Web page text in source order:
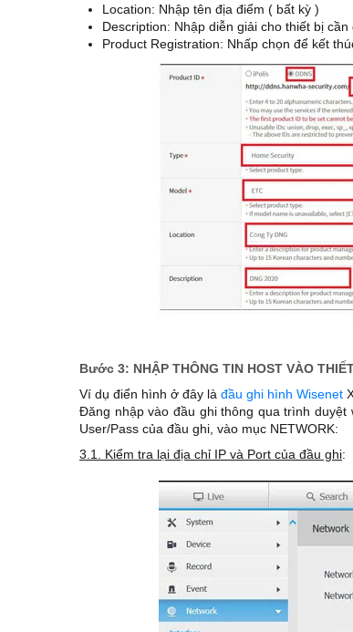
Location: Nhập tên địa điểm ( bất kỳ )
Description: Nhập diễn giải cho thiết bị cần
Product Registration: Nhấp chọn để kết
Bước 3: NHẬP THÔNG TIN HOST VÀO
Ví dụ điển hình ở đây là đầu ghi hình Wisenet
Đăng nhập vào đầu ghi thông qua trình
User/Pass của đầu ghi, vào mục NETWORK:
3.1. Kiểm tra lại địa chỉ IP và Port của đầu ghi: